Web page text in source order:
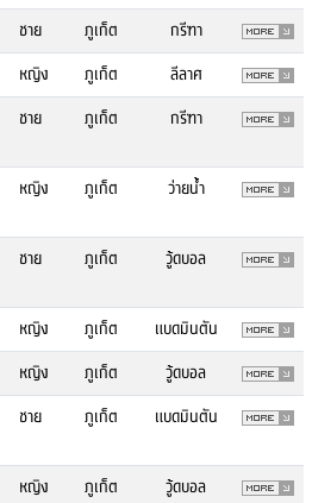
ชาย ภูเก็ต
กรีฑา
หญิง ภูเก็ต
ลีลาศ
ชาย ภูเก็ต กรีฑา
หญิง ภูเก็ต ว่ายน้ำ
ชาย ภูเก็ต วู้ดบอล
หญิง ภูเก็ต
แบดมินตัน
หญิง ภูเก็ต
วู้ดบอล
ชาย ภูเก็ต แบดมินตัน
หญิง ภูเก็ต
วู้ดบอล